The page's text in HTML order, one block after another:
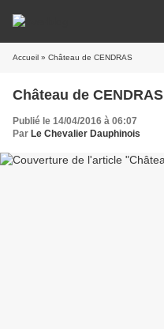
Accueil » Château de CENDRAS
Château de CENDRAS
Publié le 14/04/2016 à 06:07
Par Le Chevalier Dauphinois